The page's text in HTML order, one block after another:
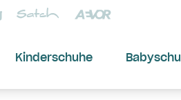
Kinderschuhe